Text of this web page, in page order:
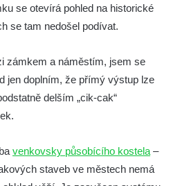
se otevírá pohled na historické
se tam nedošel podívat.
zámkem a náměstím, jsem se
jen doplním, že přímý výstup lze
delším „cik-cak“
venkovsky působícího kostela –
staveb ve městech nemá